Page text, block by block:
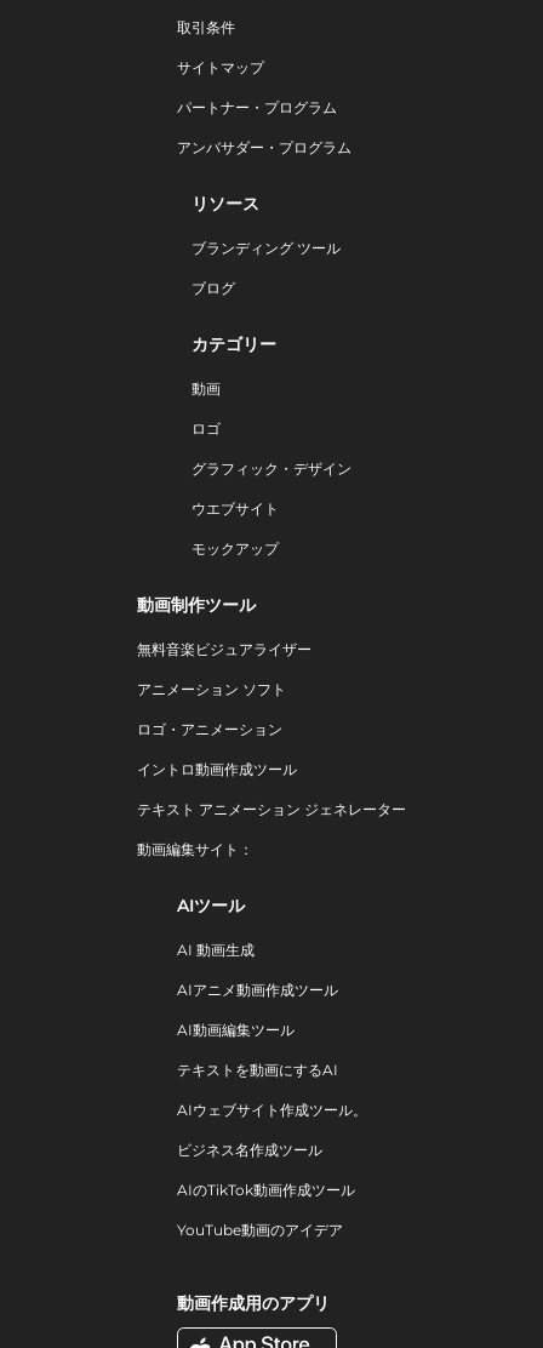
取引条件
サイトマップ
パートナー・プログラム
アンバサダー・プログラム
リソース
ブランディング ツール
ブログ
カテゴリー
動画
ロゴ
グラフィック・デザイン
ウエブサイト
モックアップ
動画制作ツール
無料音楽ビジュアライザー
アニメーション ソフト
ロゴ・アニメーション
イントロ動画作成ツール
テキスト アニメーション ジェネレーター
動画編集サイト：
AIツール
AI 動画生成
AIアニメ動画作成ツール
AI動画編集ツール
テキストを動画にするAI
AIウェブサイト作成ツール。
ビジネス名作成ツール
AIのTikTok動画作成ツール
YouTube動画のアイデア
動画作成用のアプリ